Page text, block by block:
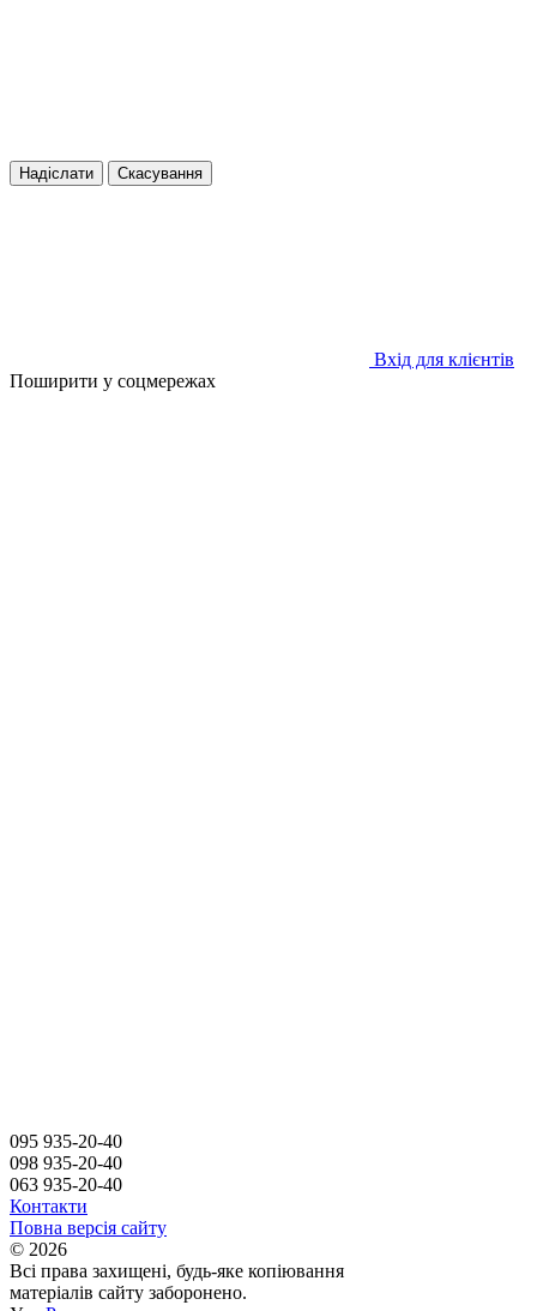
Надіслати Скасування
Вхід для клієнтів
Поширити у соцмережах
095 935-20-40
098 935-20-40
063 935-20-40
Контакти
Повна версія сайту
© 2026
Всі права захищені, будь-яке копіювання
матеріалів сайту заборонено.